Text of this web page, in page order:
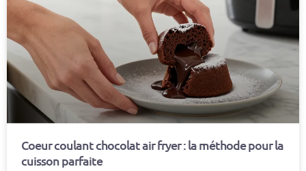
Coeur coulant chocolat air fryer : la méthode pour la
cuisson parfaite